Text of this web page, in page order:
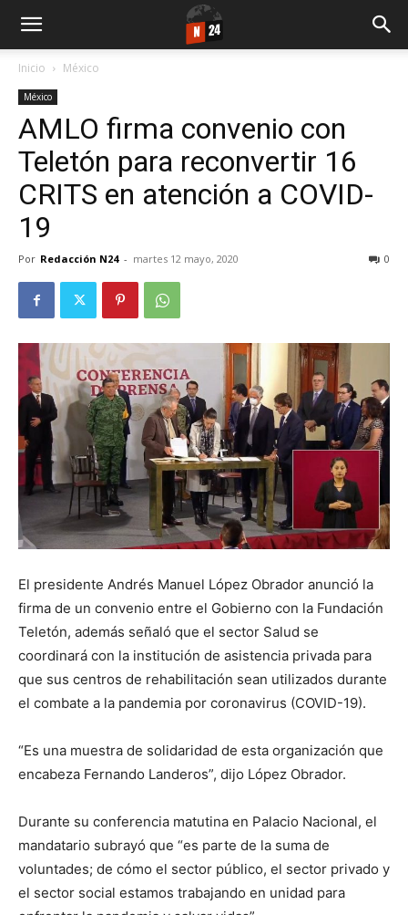
Inicio México
México
AMLO firma convenio con
Teletón para reconvertir 16
CRITS en atención a COVID-
19
Por Redacción N24 - martes 12 mayo, 2020 0
El presidente Andrés Manuel López Obrador anunció la
firma de un convenio entre el Gobierno con la Fundación
Teletón, además señaló que el sector Salud se
coordinará con la institución de asistencia privada para
que sus centros de rehabilitación sean utilizados durante
el combate a la pandemia por coronavirus (COVID-19).
“Es una muestra de solidaridad de esta organización que
encabeza Fernando Landeros”, dijo López Obrador.
Durante su conferencia matutina en Palacio Nacional, el
mandatario subrayó que “es parte de la suma de
voluntades; de cómo el sector público, el sector privado y
el sector social estamos trabajando en unidad para